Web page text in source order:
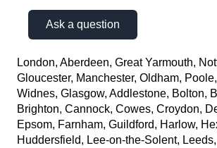
Ask a question
London, Aberdeen, Great Yarmouth,
Gloucester, Manchester, Oldham,
Widnes, Glasgow, Addlestone, Bolton,
Brighton, Cannock, Cowes, Croydon,
Epsom, Farnham, Guildford, Harlow,
Huddersfield, Lee-on-the-Solent,